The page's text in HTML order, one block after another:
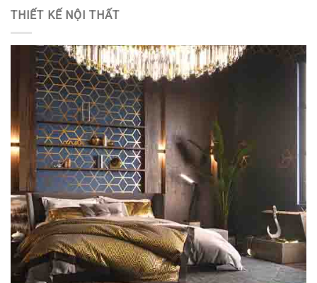
THIẾT KẾ NỘI THẤT